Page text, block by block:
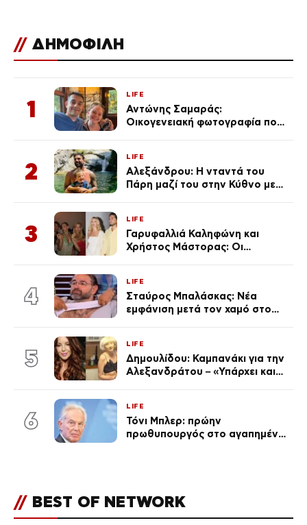
// ΔΗΜΟΦΙΛΗ
1
LIFE
Αντώνης Σαμαράς:
Οικογενειακή φωτογραφία που
Λένας
2
LIFE
Αλεξάνδρου: Η νταντά του
Πάρη μαζί του στην Κύθνο με
3
LIFE
Γαρυφαλλιά Καληφώνη και
Χρήστος Μάστορας: Οι
απαρατήρητη
4
LIFE
Σταύρος Μπαλάσκας: Νέα
εμφάνιση μετά τον χαμό στο
5
LIFE
Δημουλίδου: Καμπανάκι για την
Αλεξανδράτου – «Υπάρχει και
6
LIFE
Τόνι Μπλερ: πρώην
πρωθυπουργός στο αγαπημένο
// BEST OF NETWORK